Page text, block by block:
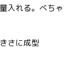
入れる。べちゃ
さに成型